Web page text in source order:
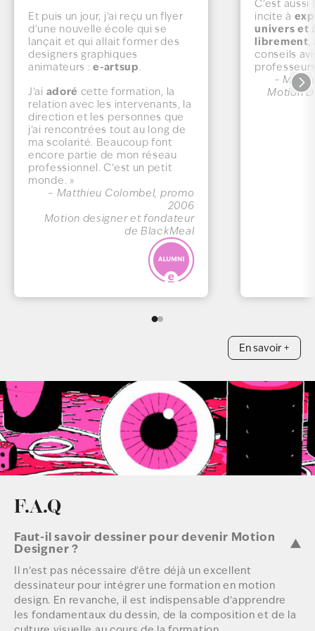
Et puis un jour, j’ai reçu un flyer
d’une nouvelle école qui se
lançait et qui allait former des
designers graphiques
animateurs :e-artsup.
J’ai adoré cette formation, la
relation avec les intervenants, la
direction et les personnes que
j’ai rencontrées tout au long de
ma scolarité. Beaucoup font
encore partie de mon réseau
professionnel. C’est un petit
monde. »
– Matthieu Colombel, promo
2006
Motion designer et fondateur
de BlackMeal
C’est
incite à
univers et
librement,
conseils
–
Motion
En savoir +
F.A.Q
Faut-il savoir dessiner pour devenir Motion
Designer ?
Il n’est pas nécessaire d’être déjà un excellent
dessinateur pour intégrer une formation en motion
design. En revanche, il est indispensable d’apprendre
les fondamentaux du dessin, de la composition et de la